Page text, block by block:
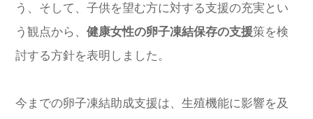
う、そして、子供を望む方に対する支援の充実とい
う観点から、 健康女性の卵子凍結保存の支援策を検
討する方針を表明しました。
今までの卵子凍結助成支援は、生殖機能に影響を及